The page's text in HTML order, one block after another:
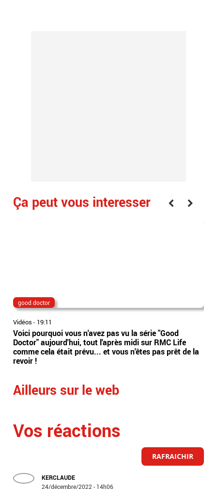
Ça peut vous interesser
good doctor
Vidéos - 19:11
Voici pourquoi vous n'avez pas vu la série "Good
Doctor" aujourd'hui, tout l'après midi sur RMC Life
comme cela était prévu... et vous n'êtes pas prêt de la
revoir !
Ailleurs sur le web
Vos réactions
RAFRAICHIR
KERCLAUDE
24/décembre/2022 - 14h06